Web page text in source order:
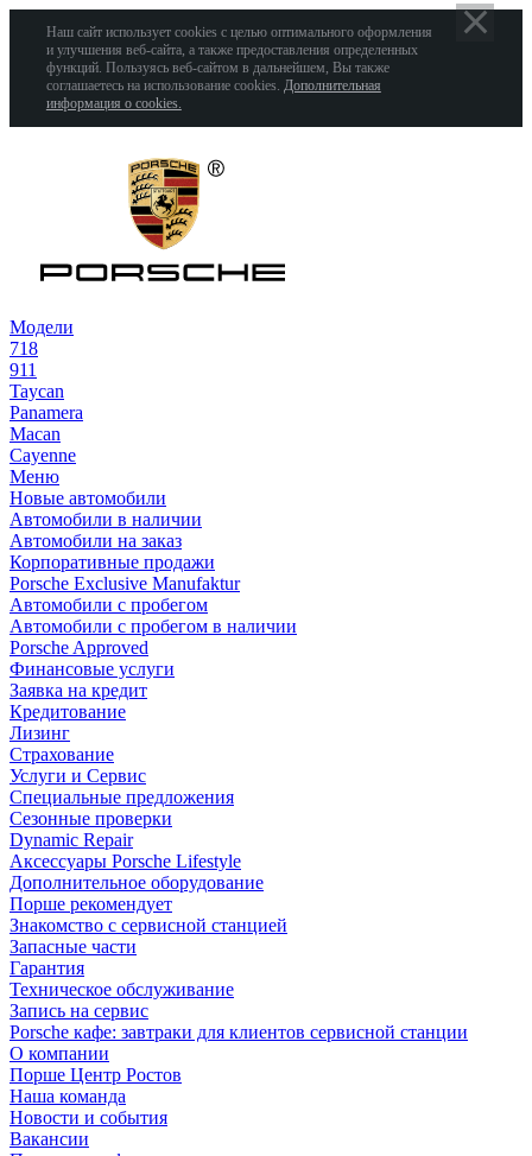
Наш сайт использует cookies с целью оптимального оформления
и улучшения веб-сайта, а также предоставления определенных
функций. Пользуясь веб-сайтом в дальнейшем, Вы также
соглашаетесь на использование cookies. Дополнительная
информация о cookies.
Модели
718
911
Taycan
Panamera
Macan
Cayenne
Меню
Новые автомобили
Автомобили в наличии
Автомобили на заказ
Корпоративные продажи
Porsche Exclusive Manufaktur
Автомобили с пробегом
Автомобили с пробегом в наличии
Porsche Approved
Финансовые услуги
Заявка на кредит
Кредитование
Лизинг
Страхование
Услуги и Сервис
Специальные предложения
Сезонные проверки
Dynamic Repair
Аксессуары Porsche Lifestyle
Дополнительное оборудование
Порше рекомендует
Знакомство с сервисной станцией
Запасные части
Гарантия
Техническое обслуживание
Запись на сервис
Porsche кафе: завтраки для клиентов сервисной станции
О компании
Порше Центр Ростов
Наша команда
Новости и события
Вакансии